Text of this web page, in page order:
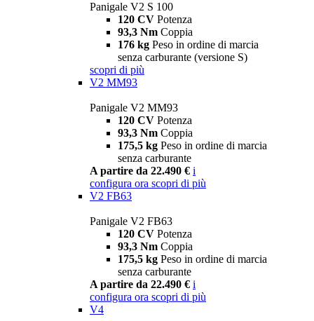
Panigale V2 S 100
120 CV Potenza
93,3 Nm Coppia
176 kg Peso in ordine di marcia
senza carburante (versione S)
scopri di più
V2 MM93
Panigale V2 MM93
120 CV Potenza
93,3 Nm Coppia
175,5 kg Peso in ordine di marcia
senza carburante
A partire da 22.490 € i
configura ora scopri di più
V2 FB63
Panigale V2 FB63
120 CV Potenza
93,3 Nm Coppia
175,5 kg Peso in ordine di marcia
senza carburante
A partire da 22.490 € i
configura ora scopri di più
V4